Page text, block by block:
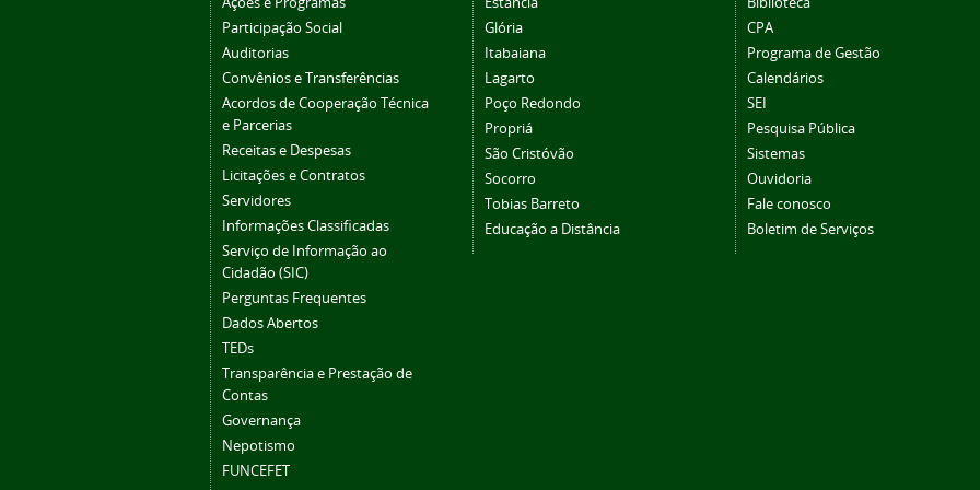
Participação Social
Auditorias
Convênios e Transferências
Acordos de Cooperação Técnica
e Parcerias
Receitas e Despesas
Licitações e Contratos
Servidores
Informações Classificadas
Serviço de Informação ao
Cidadão (SIC)
Perguntas Frequentes
Dados Abertos
TEDs
Transparência e Prestação de
Contas
Governança
Nepotismo
FUNCEFET
Glória
Itabaiana
Lagarto
Poço Redondo
Propriá
São Cristóvão
Socorro
Tobias Barreto
Educação a Distância
CPA
Programa de Gestão
Calendários
SEI
Pesquisa Pública
Sistemas
Ouvidoria
Fale conosco
Boletim de Serviços